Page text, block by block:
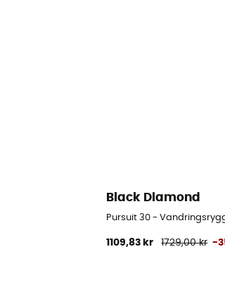
Black Diamond
Pursuit 30 -
1109,83 kr 1729,00 kr -